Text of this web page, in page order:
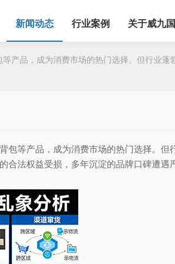
新闻动态 行业案例 关于威九
品，成为消费市场的热门选择。但行业蓬
等产品，成为消费市场的热门选择。但
法权益受损，多年沉淀的品牌口碑遭遇